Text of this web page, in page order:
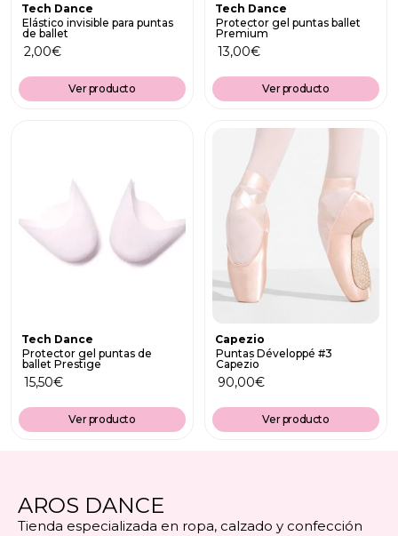
Tech Dance
Elástico invisible para puntas
de ballet
2,00€
Ver producto
Tech Dance
Protector gel puntas ballet
Premium
13,00€
Ver producto
Tech Dance
Protector gel puntas de
ballet Prestige
15,50€
Ver producto
Capezio
Puntas Développé #3
Capezio
90,00€
Ver producto
AROS DANCE
Tienda especializada en ropa, calzado y confección